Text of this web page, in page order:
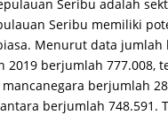
Seribu adalah
Seribu memiliki
Menurut data jumlah
2019 berjumlah 777.008,
berjumlah
berjumlah 748.591.